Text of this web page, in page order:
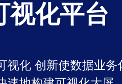
视化平台
视化 创新使数据业务